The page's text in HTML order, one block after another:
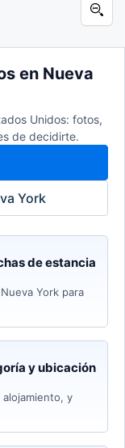
en Nueva
Unidos: fotos,
de decidirte.
York
de estancia
York para
y ubicación
y